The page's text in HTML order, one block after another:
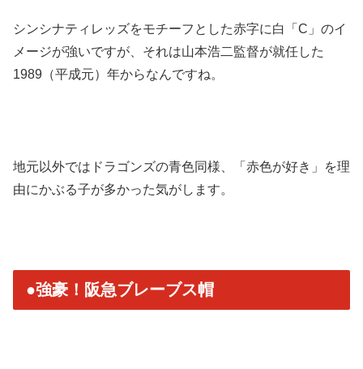
シンシナティレッズをモチーフとした赤字に白「C」 のイ
メージが強いですが、それは山本浩二監督が就任した
1989 （平成元）年からなんですね。
地元以外ではドラゴンズの青色同様、「赤色が好き」
を理
由にかぶる子が多かった気がします。
●強豪！阪急ブレーブス帽